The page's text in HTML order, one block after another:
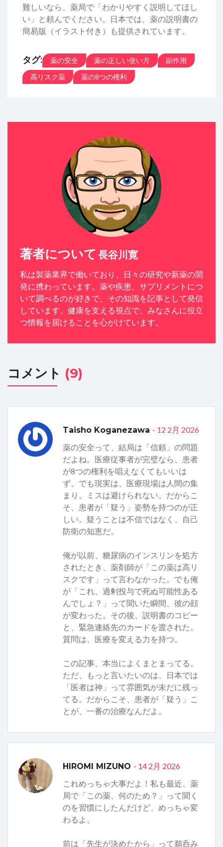
難しいなら、薬局で「わかりやすく説明してほし
い」と頼んでください。日本では、薬の説明書の
簡易版（イラスト付き）も提供されています。
タグ: 薬の安全 薬の正しい使い方
副作用
高リスク薬
薬の8つの権利
著者について 長谷川寛
私は製薬業界で働いており、日々の研究や新薬の開
発に携わっています。薬や疾患、サプリメントにつ
いて調べるのが好きで、その知識を記事として発信
しています。健康を支える視点で、みなさんに役立
つ情報を届けることを心がけています。
コメント (9)
Taisho Koganezawa - 12 2月 2026
薬の安全って、結局は「信頼」の問題
だよね。医療従事者が完璧なら、患者
が8つの権利を唱えなくてもいいは
ず。でも現実は、医療現場は人間の集
まり。ミスは避けられない。だからこ
そ、患者が「疑う」姿勢を持つのが正
しい。疑うことは不信ではなく、自己
防衛の知恵だ。
俺が以前、糖尿病のインスリンを処方
されたとき、薬剤師が「この薬は高リ
スクです」って言わなかった。でも俺
が「これ、過剰投与で死ぬ可能性ある
んでしょ？」って聞いた瞬間、彼の顔
が変わった。その後、説明書のコピー
と、緊急連絡先のカードを渡された。
質問は、医療を変える力を持つ。
この記事、本当によくまとまってる。
ただ、もっと言いたいのは、日本では
「医者は神」って雰囲気が未だに残っ
てる。だからこそ、患者が「疑う」こ
とが、一番の治療なんだよ。
HIROMI MIZUNO - 14 2月 2026
これめっちゃ大事だよ！私も最近、薬
局で「この薬、何のため？」って聞く
のを習慣にしたんだけど、めっちゃ変
わるよ。
前は「先生が決めたから」って鵜呑み